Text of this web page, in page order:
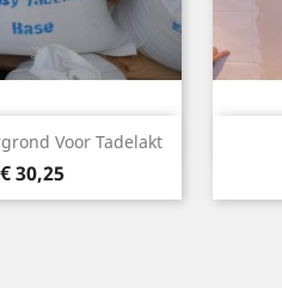
Voor Tadelakt
Prijs
€ 30,25
weergave